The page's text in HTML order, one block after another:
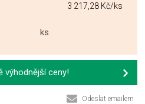
3 217,28 Kč/ks
ks
výhodnější ceny!
Odeslat emailem